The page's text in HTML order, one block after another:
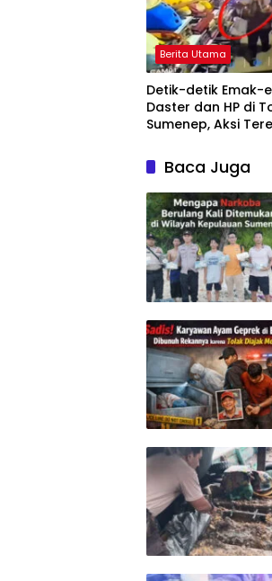
Berita Utama
Detik-detik Emak-
Daster dan HP di
Sumenep, Aksi
Baca Juga